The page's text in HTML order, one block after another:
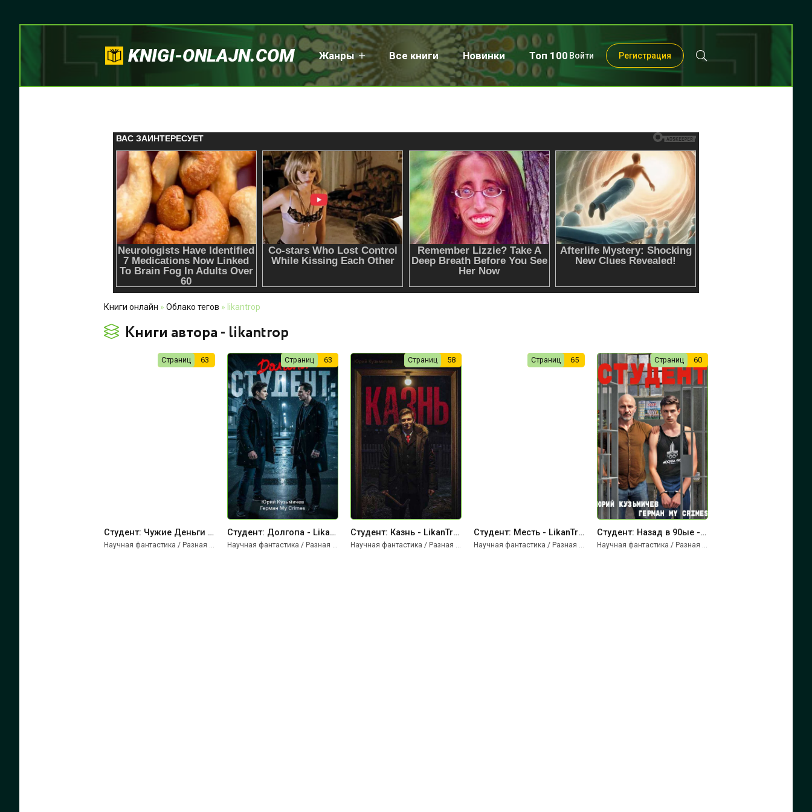
KNIGI-ONLAJN.COM Жанры Все книги Новинки Топ 100 Войти Регистрация
Книги онлайн » Облако тегов » likantrop
Книги автора - likantrop
Страниц 63
Студент: Чужие Деньги - LikanTrop
Научная фантастика / Разная литература
Страниц 63
Студент: Долгопа - LikanTrop
Научная фантастика / Разная литература
Страниц 58
Студент: Казнь - LikanTrop
Научная фантастика / Разная литература
Страниц 65
Студент: Месть - LikanTrop
Научная фантастика / Разная литература
Страниц 60
Студент: Назад в 90ые - LikanTrop
Научная фантастика / Разная литература